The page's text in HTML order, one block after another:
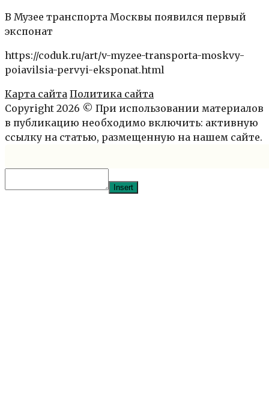
В Музее транспорта Москвы появился первый
экспонат
https://coduk.ru/art/v-myzee-transporta-moskvy-
poiavilsia-pervyi-eksponat.html
Карта сайта Политика сайта
Copyright 2026 © При использовании материалов
в публикацию необходимо включить: активную
ссылку на статью, размещенную на нашем сайте.
Insert